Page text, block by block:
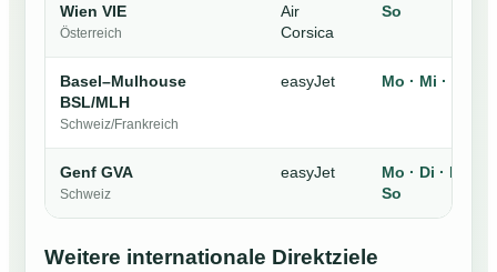
Wien VIE
Österreich
Air
Corsica
So
Basel–Mulhouse
BSL/MLH
Schweiz/Frankreich
easyJet Mo · Mi · Fr ·
Genf GVA
Schweiz
easyJet
Mo · Di · Mi ·
So
Weitere internationale Direktziele